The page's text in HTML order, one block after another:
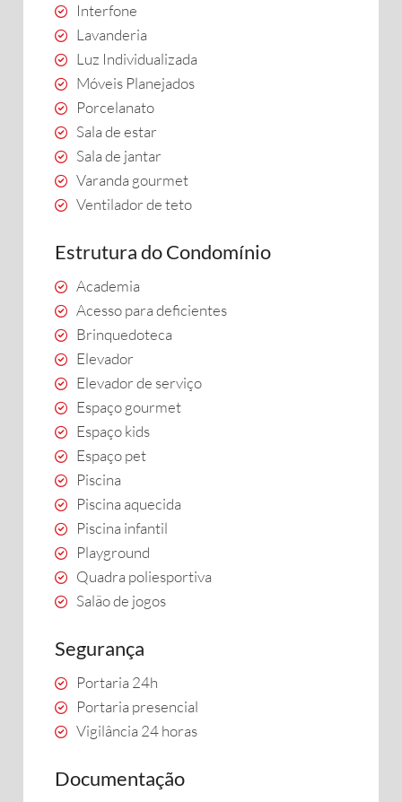
Interfone
Lavanderia
Luz Individualizada
Móveis Planejados
Porcelanato
Sala de estar
Sala de jantar
Varanda gourmet
Ventilador de teto
Estrutura do Condomínio
Academia
Acesso para deficientes
Brinquedoteca
Elevador
Elevador de serviço
Espaço gourmet
Espaço kids
Espaço pet
Piscina
Piscina aquecida
Piscina infantil
Playground
Quadra poliesportiva
Salão de jogos
Segurança
Portaria 24h
Portaria presencial
Vigilância 24 horas
Documentação